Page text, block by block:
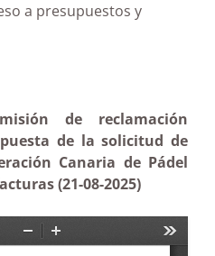
a presupuestos y
de reclamación
de la solicitud de
Canaria de Pádel
(21-08-2025)